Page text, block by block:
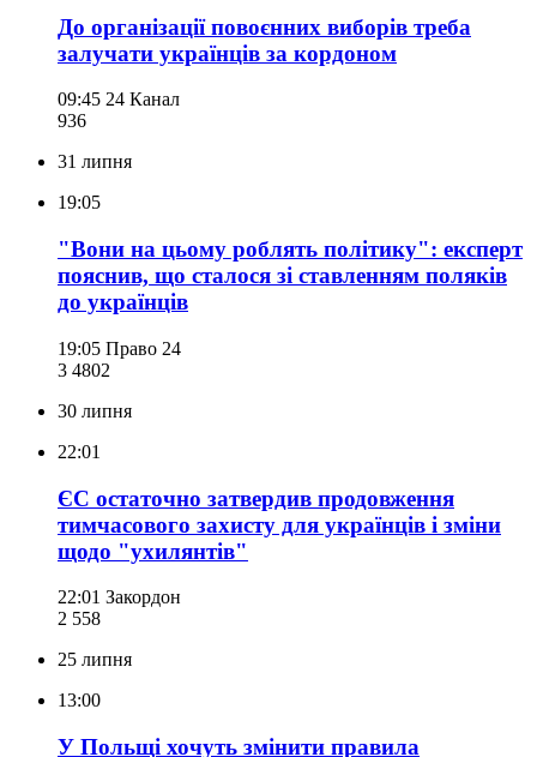
До організації повоєнних виборів треба
залучати українців за кордоном
09:45 24 Канал
936
31 липня
19:05
"Вони на цьому роблять політику": експерт
пояснив, що сталося зі ставленням поляків
до українців
19:05 Право 24
3 4802
30 липня
22:01
ЄС остаточно затвердив продовження
тимчасового захисту для українців і зміни
щодо "ухилянтів"
22:01 Закордон
2 558
25 липня
13:00
У Польщі хочуть змінити правила